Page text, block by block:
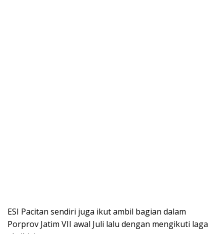
ESI Pacitan sendiri juga ikut ambil bagian dalam
Porprov Jatim VII awal Juli lalu dengan mengikuti laga